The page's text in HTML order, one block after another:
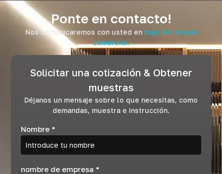
Ponte en contacto!
Nos comunicaremos con usted en bajo 24 horario
comercial.
Solicitar una cotización & Obtener
muestras
Déjanos un mensaje sobre lo que necesitas, como
demandas, muestra e instrucción.
Nombre *
nombre de empresa *